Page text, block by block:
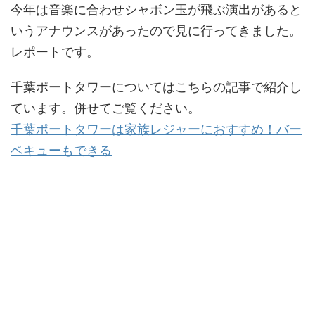
今年は音楽に合わせシャボン玉が飛ぶ演出があると
いうアナウンスがあったので見に行ってきました。
レポートです。
千葉ポートタワーについてはこちらの記事で紹介し
ています。併せてご覧ください。
千葉ポートタワーは家族レジャーにおすすめ！バー
ベキューもできる